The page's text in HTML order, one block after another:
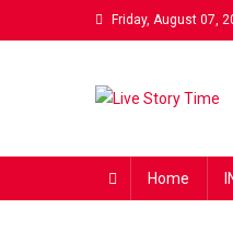
to
Friday, August 07,
Home